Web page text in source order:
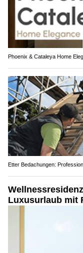
Phoenix & Cataleya Home
Etter Bedachungen:
Luxusurlaub mit